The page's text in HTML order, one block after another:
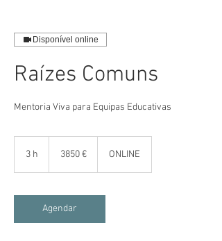
Disponível online
Raízes Comuns
Mentoria Viva para Equipas Educativas
3 h 3850 € ONLINE
Agendar